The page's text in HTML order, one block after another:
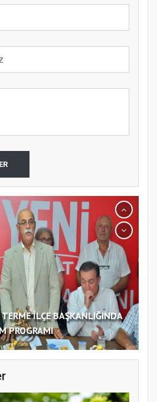
İLÇE BAŞKANLIĞINDA
PROGRAMI